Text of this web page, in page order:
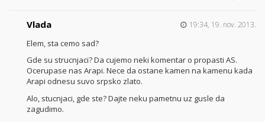
Vlada 19:34, 19. nov. 2013.
Elem, sta cemo sad?
Gde su strucnjaci? Da cujemo neki komentar o propasti AS.
Ocerupase nas Arapi. Nece da ostane kamen na kamenu kada
Arapi odnesu suvo srpsko zlato.
Alo, stucnjaci, gde ste? Dajte neku pametnu uz gusle da
zagudimo.